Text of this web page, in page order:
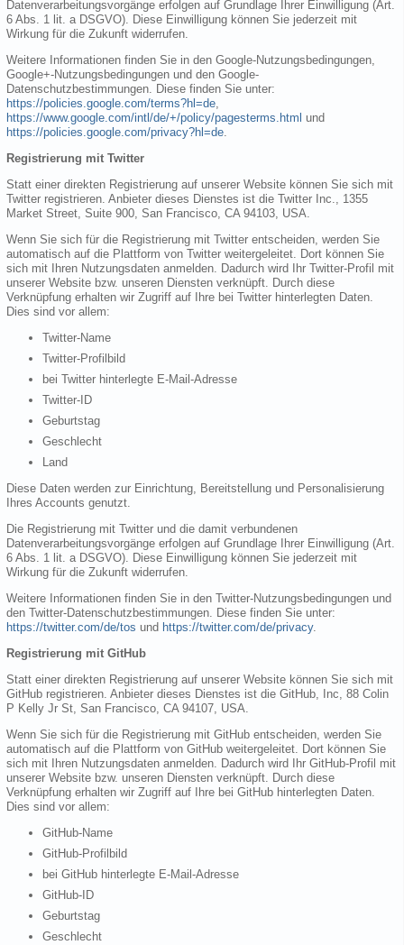
Datenverarbeitungsvorgänge erfolgen auf Grundlage Ihrer Einwilligung (Art.
6 Abs. 1 lit. a DSGVO). Diese Einwilligung können Sie jederzeit mit
Wirkung für die Zukunft widerrufen.
Weitere Informationen finden Sie in den Google-Nutzungsbedingungen,
Google+-Nutzungsbedingungen und den Google-
Datenschutzbestimmungen. Diese finden Sie unter:
https://policies.google.com/terms?hl=de,
https://www.google.com/intl/de/+/policy/pagesterms.html und
https://policies.google.com/privacy?hl=de.
Registrierung mit Twitter
Statt einer direkten Registrierung auf unserer Website können Sie sich mit
Twitter registrieren. Anbieter dieses Dienstes ist die Twitter Inc., 1355
Market Street, Suite 900, San Francisco, CA 94103, USA.
Wenn Sie sich für die Registrierung mit Twitter entscheiden, werden Sie
automatisch auf die Plattform von Twitter weitergeleitet. Dort können Sie
sich mit Ihren Nutzungsdaten anmelden. Dadurch wird Ihr Twitter-Profil mit
unserer Website bzw. unseren Diensten verknüpft. Durch diese
Verknüpfung erhalten wir Zugriff auf Ihre bei Twitter hinterlegten Daten.
Dies sind vor allem:
Twitter-Name
Twitter-Profilbild
bei Twitter hinterlegte E-Mail-Adresse
Twitter-ID
Geburtstag
Geschlecht
Land
Diese Daten werden zur Einrichtung, Bereitstellung und Personalisierung
Ihres Accounts genutzt.
Die Registrierung mit Twitter und die damit verbundenen
Datenverarbeitungsvorgänge erfolgen auf Grundlage Ihrer Einwilligung (Art.
6 Abs. 1 lit. a DSGVO). Diese Einwilligung können Sie jederzeit mit
Wirkung für die Zukunft widerrufen.
Weitere Informationen finden Sie in den Twitter-Nutzungsbedingungen und
den Twitter-Datenschutzbestimmungen. Diese finden Sie unter:
https://twitter.com/de/tos und https://twitter.com/de/privacy.
Registrierung mit GitHub
Statt einer direkten Registrierung auf unserer Website können Sie sich mit
GitHub registrieren. Anbieter dieses Dienstes ist die GitHub, Inc, 88 Colin
P Kelly Jr St, San Francisco, CA 94107, USA.
Wenn Sie sich für die Registrierung mit GitHub entscheiden, werden Sie
automatisch auf die Plattform von GitHub weitergeleitet. Dort können Sie
sich mit Ihren Nutzungsdaten anmelden. Dadurch wird Ihr GitHub-Profil mit
unserer Website bzw. unseren Diensten verknüpft. Durch diese
Verknüpfung erhalten wir Zugriff auf Ihre bei GitHub hinterlegten Daten.
Dies sind vor allem:
GitHub-Name
GitHub-Profilbild
bei GitHub hinterlegte E-Mail-Adresse
GitHub-ID
Geburtstag
Geschlecht